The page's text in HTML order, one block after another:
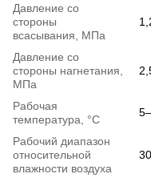
Давление со
стороны
всасывания, МПа
Давление со
стороны нагнетания,
МПа
Рабочая
температура, °С
Рабочий диапазон
относительной
влажности воздуха